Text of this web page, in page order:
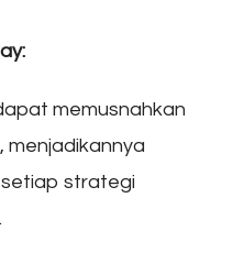
memusnahkan
menjadikannya
strategi